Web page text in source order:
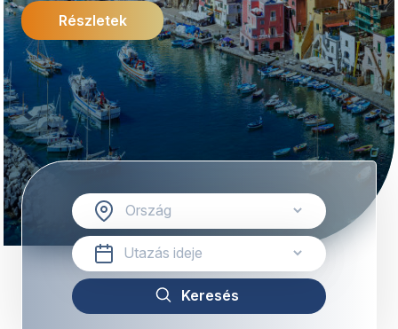
Részletek